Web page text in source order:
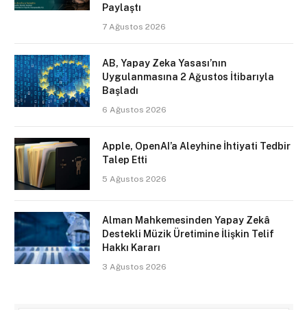
Paylaştı
7 Ağustos 2026
AB, Yapay Zeka Yasası’nın
Uygulanmasına 2 Ağustos İtibarıyla
Başladı
6 Ağustos 2026
Apple, OpenAI’a Aleyhine İhtiyati Tedbir
Talep Etti
5 Ağustos 2026
Alman Mahkemesinden Yapay Zekâ
Destekli Müzik Üretimine İlişkin Telif
Hakkı Kararı
3 Ağustos 2026